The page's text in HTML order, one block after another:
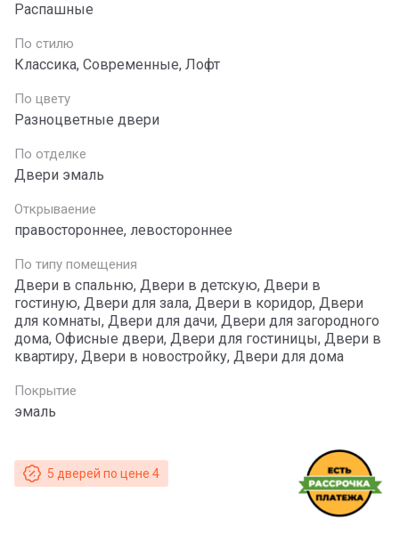
Распашные
По стилю
Классика, Современные, Лофт
По цвету
Разноцветные двери
По отделке
Двери эмаль
Открываение
правостороннее, левостороннее
По типу помещения
Двери в спальню, Двери в детскую, Двери в
гостиную, Двери для зала, Двери в коридор, Двери
для комнаты, Двери для дачи, Двери для загородного
дома, Офисные двери, Двери для гостиницы, Двери в
квартиру, Двери в новостройку, Двери для дома
Покрытие
эмаль
5 дверей по цене 4